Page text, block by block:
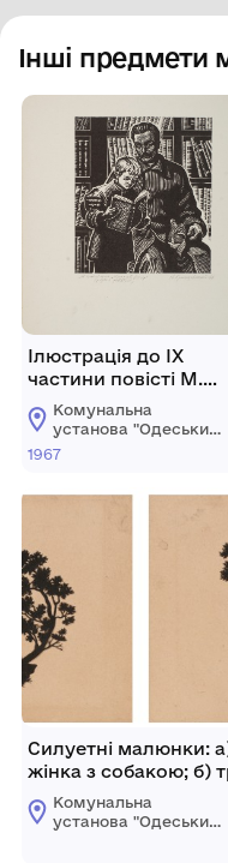
Інші предмети
Ілюстрація до ІХ
частини повісті М.
Стельмаха «Щедрий
вечір».
Комунальна
установа "Одеський
національний
1967
Силуетні малюнки:
жінка з собакою; б) три
корови
Комунальна
установа "Одеський